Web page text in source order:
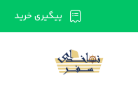
قطع می باشد لطفا
پیگیری خرید